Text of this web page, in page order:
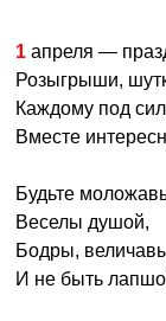
1 апреля —
Розыгрыши,
Каждому под
Вместе
Будьте
Веселы душой,
Бодры,
И не быть